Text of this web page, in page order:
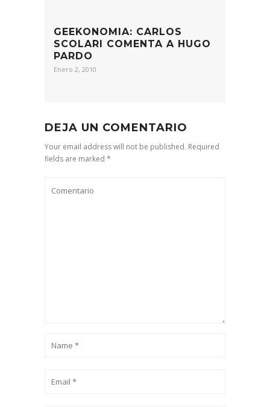
GEEKONOMIA: CARLOS
SCOLARI COMENTA A HUGO
PARDO
Enero 2, 2010
DEJA UN COMENTARIO
Your email address will not be published. Required
fields are marked *